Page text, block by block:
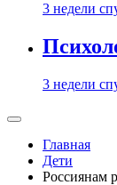
3 недели
3 недели
Главная
Дети
Россиянам